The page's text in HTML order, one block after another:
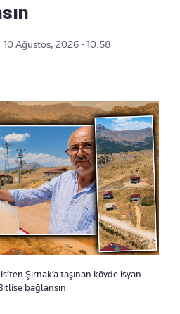
10 Ağustos, 2026 - 10:58
Şırnak’a taşınan köyde isyan
bağlansın